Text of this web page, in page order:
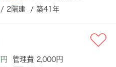
2階建 / 築41年
管理費 2,000円